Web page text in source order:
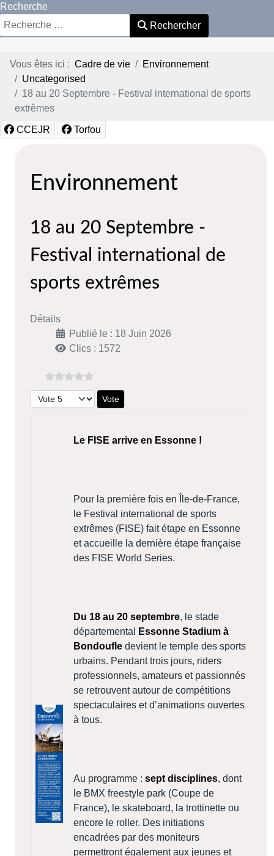
Recherche
Rechercher
Vous êtes ici : Cadre de vie
Environnement
Uncategorised
18 au 20 Septembre - Festival international de sports
extrêmes
CCEJR Torfou
Environnement
18 au 20 Septembre -
Festival international de
sports extrêmes
Détails
Publié le : 18 Juin 2026
Clics : 1572
Veuillez voter
Le FISE arrive en Essonne !
Pour la première fois en Île-de-France,
le Festival international de sports
extrêmes (FISE) fait étape en Essonne
et accueille la dernière étape française
des FISE World Series.
Du 18 au 20 septembre, le stade
départemental
Essonne Stadium à
Bondoufle devient le temple des sports
urbains. Pendant trois jours, riders
professionnels, amateurs et passionnés
se retrouvent autour de compétitions
spectaculaires et d’animations ouvertes
à tous.
Au programme : sept disciplines, dont
le BMX freestyle park (Coupe de
France), le skateboard, la trottinette ou
encore le roller. Des initiations
encadrées par des moniteurs
permettront également aux jeunes et